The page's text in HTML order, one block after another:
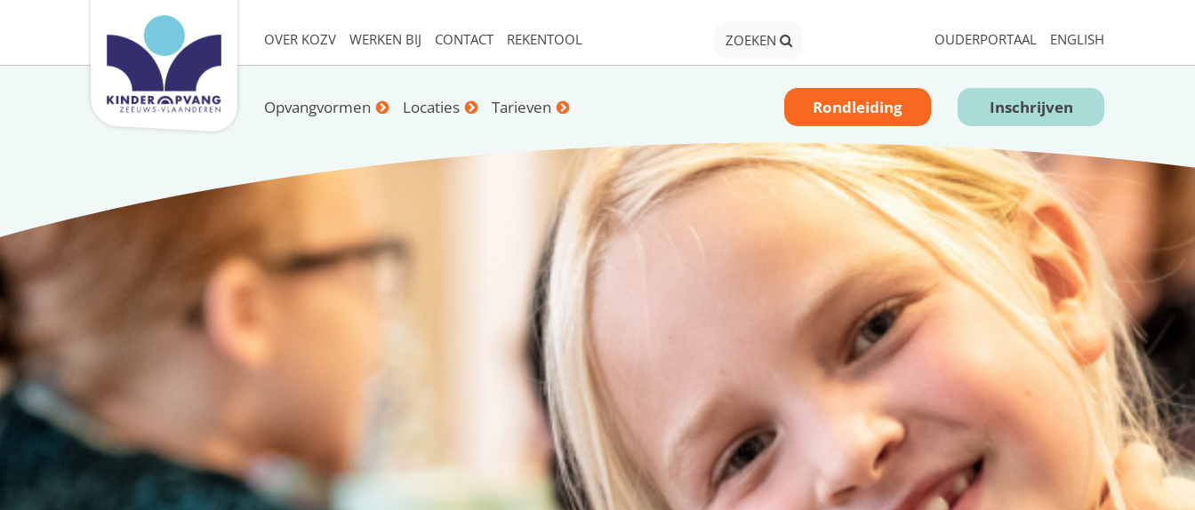
OVER KOZV WERKEN BIJ CONTACT REKENTOOL ZOEKEN OUDERPORTAAL ENGLISH
Opvangvormen Locaties Tarieven Rondleiding Inschrijven